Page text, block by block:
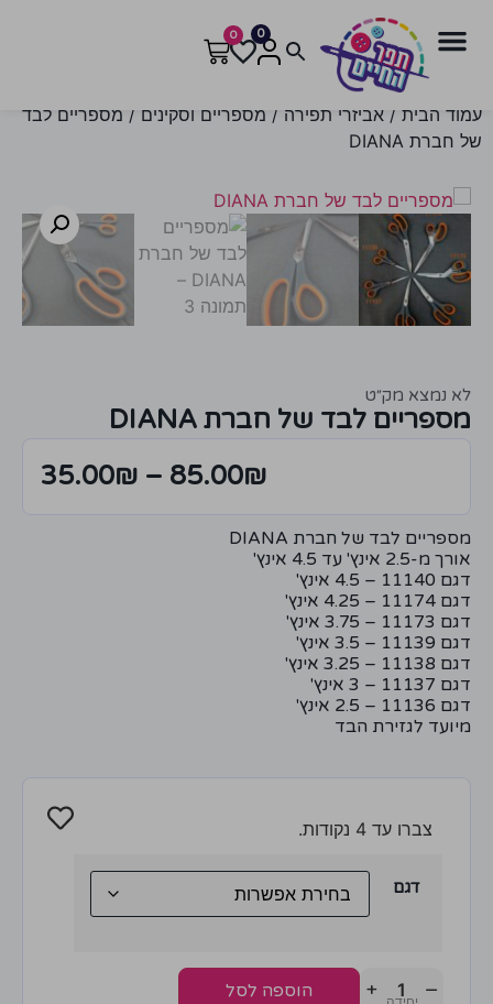
0
0
עמוד הבית / אביזרי תפירה / מספריים וסקינים / מספריים לבד
של חברת DIANA
לא נמצא מק״ט
מספריים לבד של חברת DIANA
35.00₪ – 85.00₪
מספריים לבד של חברת DIANA
אורך מ-2.5 אינץ' עד 4.5 אינץ'
דגם 11140 – 4.5 אינץ'
דגם 11174 – 4.25 אינץ'
דגם 11173 – 3.75 אינץ'
דגם 11139 – 3.5 אינץ'
דגם 11138 – 3.25 אינץ'
דגם 11137 – 3 אינץ'
דגם 11136 – 2.5 אינץ'
מיועד לגזירת הבד
צברו עד 4 נקודות.
דגם
−
+ הוספה לסל